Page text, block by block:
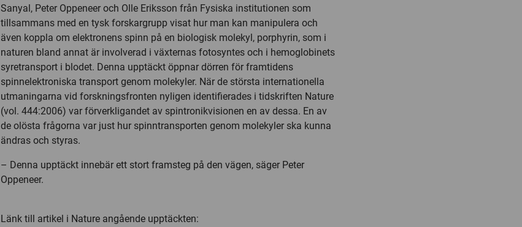
Sanyal, Peter Oppeneer och Olle Eriksson från Fysiska institutionen som
tillsammans med en tysk forskargrupp visat hur man kan manipulera och
även koppla om elektronens spinn på en biologisk molekyl, porphyrin, som i
naturen bland annat är involverad i växternas fotosyntes och i hemoglobinets
syretransport i blodet. Denna upptäckt öppnar dörren för framtidens
spinnelektroniska transport genom molekyler. När de största internationella
utmaningarna vid forskningsfronten nyligen identifierades i tidskriften Nature
(vol. 444:2006) var förverkligandet av spintronikvisionen en av dessa. En av
de olösta frågorna var just hur spinntransporten genom molekyler ska kunna
ändras och styras.
– Denna upptäckt innebär ett stort framsteg på den vägen, säger Peter
Oppeneer.
Länk till artikel i Nature angående upptäckten: